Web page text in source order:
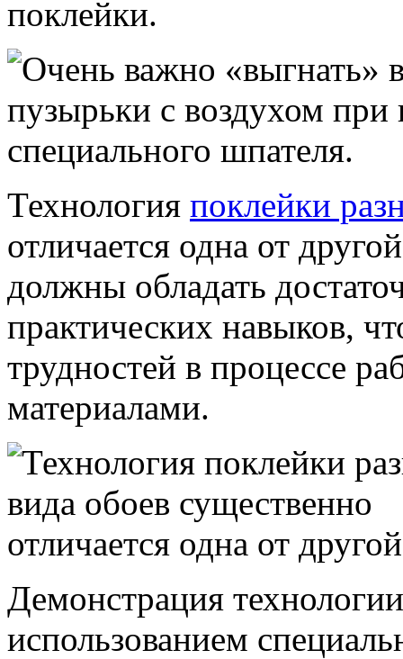
поклейки.
Технология поклейки
отличается одна от
должны обладать
практических навыков,
трудностей в процессе
материалами.
Демонстрация
использованием